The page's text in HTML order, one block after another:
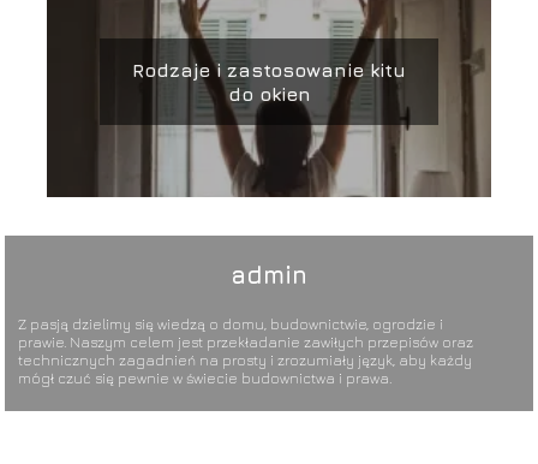
Rodzaje i zastosowanie kitu
do okien
admin
Z pasją dzielimy się wiedzą o domu, budownictwie, ogrodzie i
prawie. Naszym celem jest przekładanie zawiłych przepisów oraz
technicznych zagadnień na prosty i zrozumiały język, aby każdy
mógł czuć się pewnie w świecie budownictwa i prawa.